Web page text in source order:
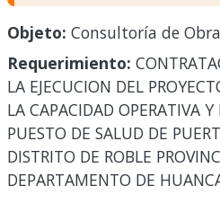
Objeto: Consultoría de Obra
Requerimiento:
LA EJECUCION DEL
LA CAPACIDAD OPERATIVA
PUESTO DE SALUD DE
DISTRITO DE ROBLE
DEPARTAMENTO DE